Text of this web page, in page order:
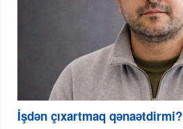
İşdən çıxartmaq qənaətdirmi?